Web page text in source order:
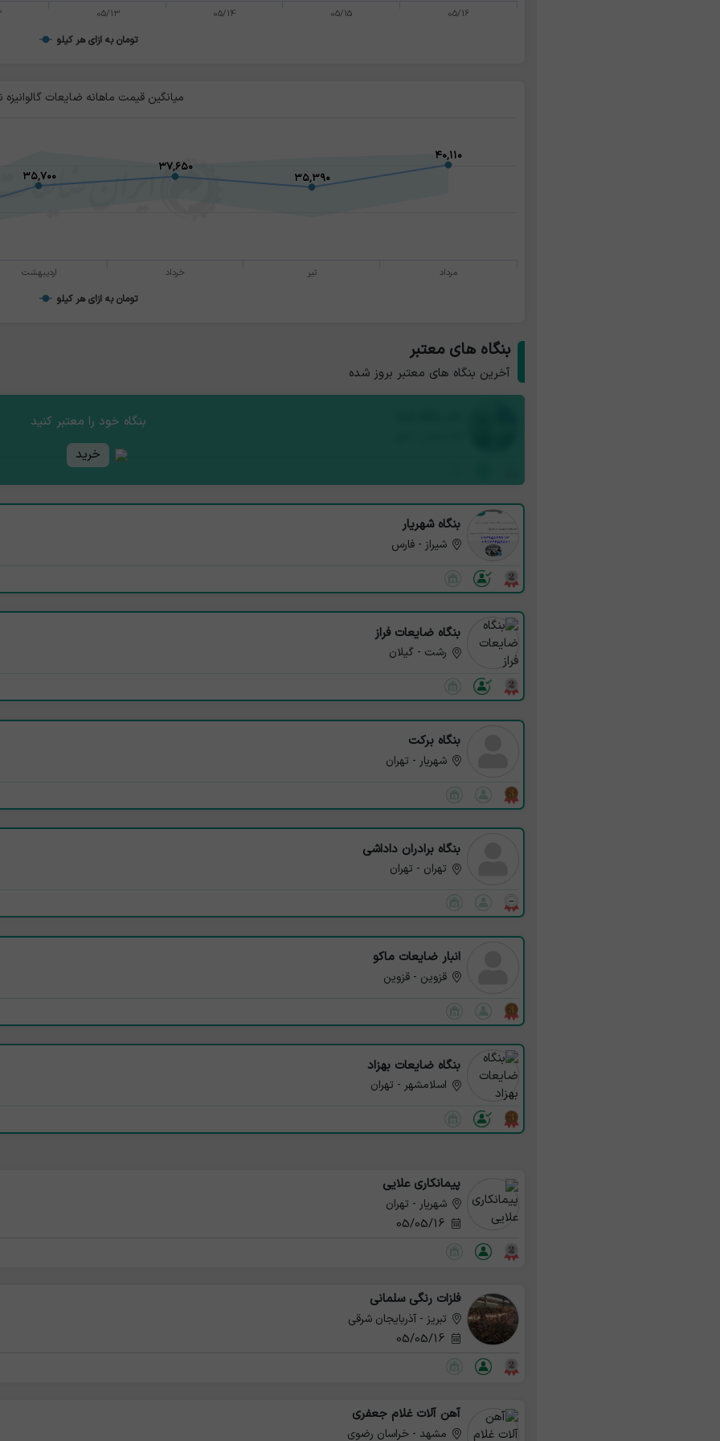
تومان به ازای هر کیلو
05/13 05/14 05/15 05/16
میانگین قیمت ماهانه ضایعات گالوانیزه
۳۵,۷۰۰
۳۵,۷۰۰
۳۷,۶۵۰
۳۷,۶۵۰
۳۵,۳۹۰
۳۵,۳۹۰
۴۰,۱۱۰
۴۰,۱۱۰
تومان به ازای هر کیلو
اردیبهشت خرداد تیر مرداد
بنگاه های معتبر
آخرین بنگاه های معتبر بروز شده
بنگاه خود را معتبر کنید
خرید
بنگاه شهریار
شیراز - فارس
بنگاه ضایعات فراز
رشت - گیلان
بنگاه برکت
شهریار - تهران
بنگاه برادران داداشی
تهران - تهران
انبار ضایعات ماکو
قزوین - قزوین
بنگاه ضایعات بهزاد
اسلامشهر - تهران
پیمانکاری علایی
شهریار - تهران
فلزات رنگی سلمانی
تبریز - آذربایجان شرقی
آهن آلات غلام جعفری
مشهد - خراسان رضوی